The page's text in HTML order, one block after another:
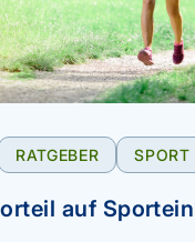
RATGEBER SPORT
auf